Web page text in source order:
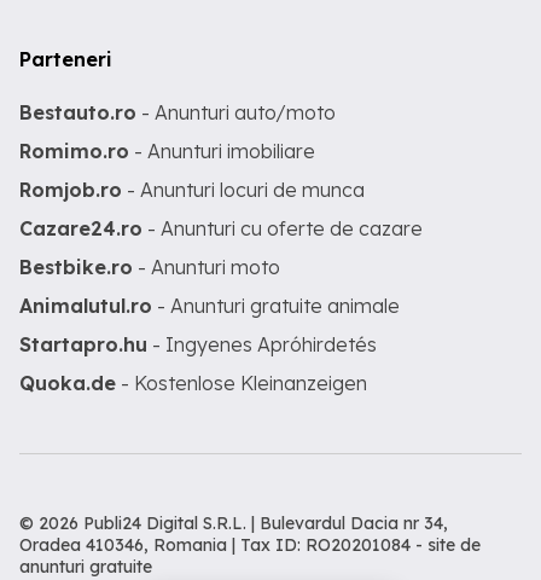
Parteneri
Bestauto.ro - Anunturi auto/moto
Romimo.ro - Anunturi imobiliare
Romjob.ro - Anunturi locuri de munca
Cazare24.ro - Anunturi cu oferte de cazare
Bestbike.ro - Anunturi moto
Animalutul.ro - Anunturi gratuite animale
Startapro.hu - Ingyenes Apróhirdetés
Quoka.de - Kostenlose Kleinanzeigen
© 2026 Publi24 Digital S.R.L. | Bulevardul Dacia nr 34,
Oradea 410346, Romania | Tax ID: RO20201084 - site de
anunturi gratuite